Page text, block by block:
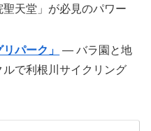
天堂」が必見のパワー
パーク」
— バラ園と地
で利根川サイクリング